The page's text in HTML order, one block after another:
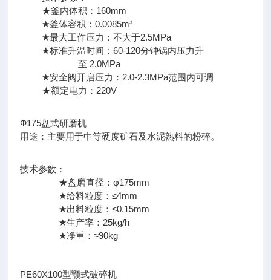
★釜内体积：160mm
★釜体容积：0.0085m³
★最大工作压力：不大于2.5MPa
★标准升温时间：60-120分钟锅内压力升
至 2.0MPa
★安全阀开启压力：2.0-2.3MPa范围内可调
★额定电力：220V
Ф175盘式研磨机
用途：主要用于中等硬度矿石及水泥熟料的粉碎。
技术参数：
★盘磨直径：φ175mm
★给料粒度：≤4mm
★出料粒度：≤0.15mm
★生产率：25kg/h
★净重：≈90kg
PE60X100型颚式破碎机